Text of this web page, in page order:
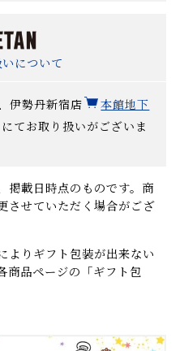
について
伊勢丹新宿店
本館地下
てお取り扱いがございま
掲載日時点のものです。商
させていただく場合がござ
よりギフト包装が出来ない
商品ページの「ギフト包